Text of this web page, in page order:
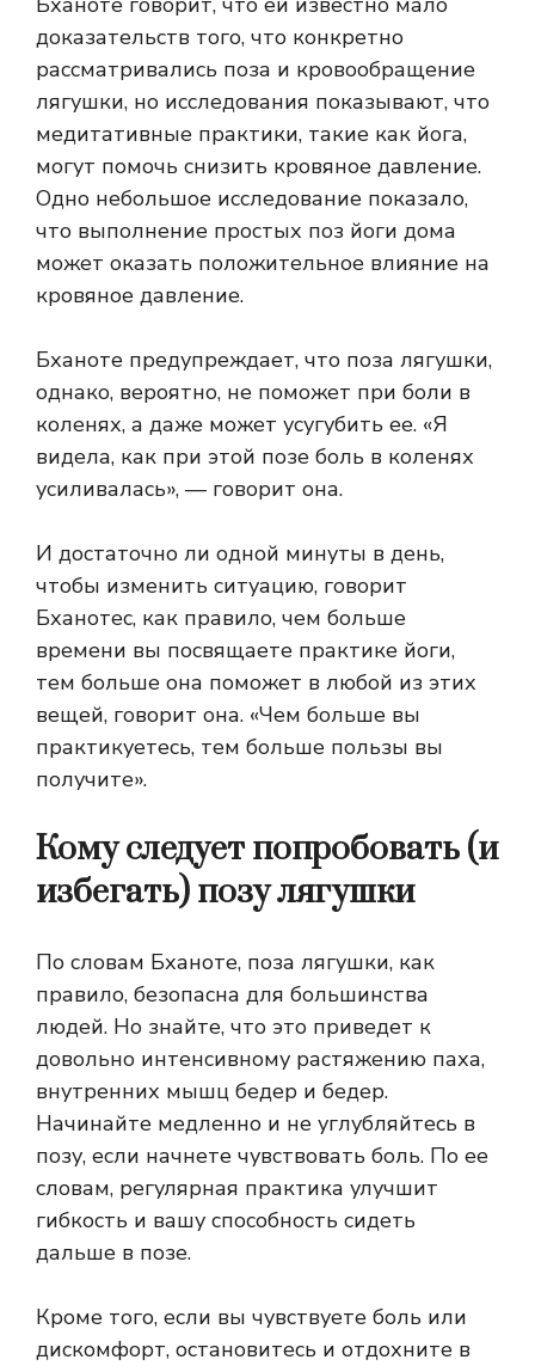
доказательств того, что конкретно
рассматривались поза и кровообращение
лягушки, но исследования показывают, что
медитативные практики, такие как йога,
могут помочь снизить кровяное давление.
Одно небольшое исследование показало,
что выполнение простых поз йоги дома
может оказать положительное влияние на
кровяное давление.
Бханоте предупреждает, что поза лягушки,
однако, вероятно, не поможет при боли в
коленях, а даже может усугубить ее. «Я
видела, как при этой позе боль в коленях
усиливалась», — говорит она.
И достаточно ли одной минуты в день,
чтобы изменить ситуацию, говорит
Бханотес, как правило, чем больше
времени вы посвящаете практике йоги,
тем больше она поможет в любой из этих
вещей, говорит она. «Чем больше вы
практикуетесь, тем больше пользы вы
получите».
Кому следует попробовать (и
избегать) позу лягушки
По словам Бханоте, поза лягушки, как
правило, безопасна для большинства
людей. Но знайте, что это приведет к
довольно интенсивному растяжению паха,
внутренних мышц бедер и бедер.
Начинайте медленно и не углубляйтесь в
позу, если начнете чувствовать боль. По ее
словам, регулярная практика улучшит
гибкость и вашу способность сидеть
дальше в позе.
Кроме того, если вы чувствуете боль или
дискомфорт, остановитесь и отдохните в